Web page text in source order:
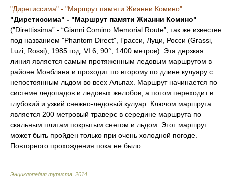
"Диретиссима" - "Маршрут памяти Жианни Комино"
"Диретиссима" - "Маршрут памяти Жианни Комино"
(”Direttissima” - “Gianni Comino Memorial Route”, так же известен
под названием "Phantom Direct", Грасси, Луци, Росси (Grassi,
Luzi, Rossi), 1985 год, VI 6, 90°, 1400 метров). Эта дерзкая
линия является самым протяженным ледовым маршрутом в
районе Монблана и проходит по второму по длине кулуару с
непостоянным льдом во всех Альпах. Маршрут начинается по
системе ледопадов и ледовых желобов, а потом переходит в
глубокий и узкий снежно-ледовый кулуар. Ключом маршрута
является 200 метровый траверс в середине маршрута по
скальным плитам покрытым снегом и льдом. Этот маршрут
может быть пройден только при очень холодной погоде.
Повторного прохождения пока не было.
Энциклопедия туриста 2014